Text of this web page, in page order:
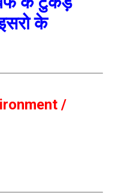
के
/